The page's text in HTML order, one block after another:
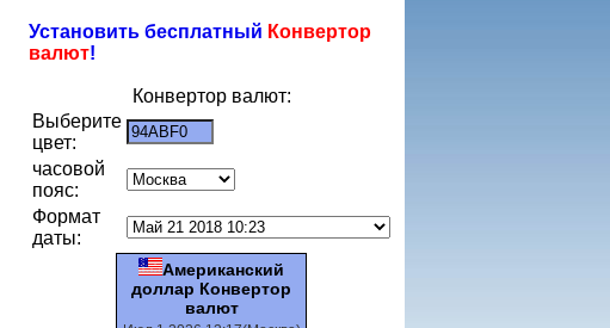
Установить бесплатный Конвертор
валют!
Конвертор валют:
Выберите
цвет:
часовой
пояс:
Формат
даты:
Американский
доллар Конвертор
валют